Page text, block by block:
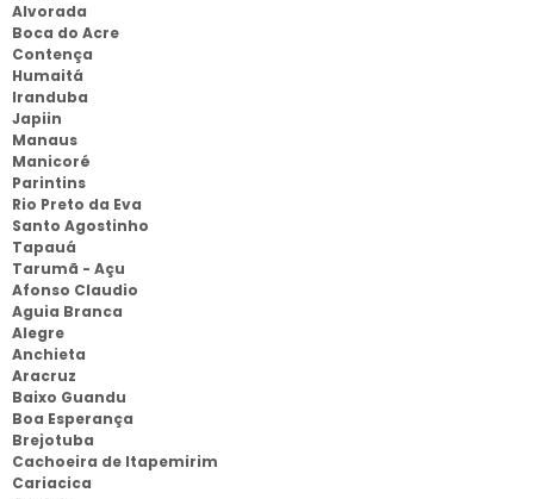
Alvorada
Boca do Acre
Contença
Humaitá
Iranduba
Japiin
Manaus
Manicoré
Parintins
Rio Preto da Eva
Santo Agostinho
Tapauá
Tarumã - Açu
Afonso Claudio
Aguia Branca
Alegre
Anchieta
Aracruz
Baixo Guandu
Boa Esperança
Brejotuba
Cachoeira de Itapemirim
Cariacica